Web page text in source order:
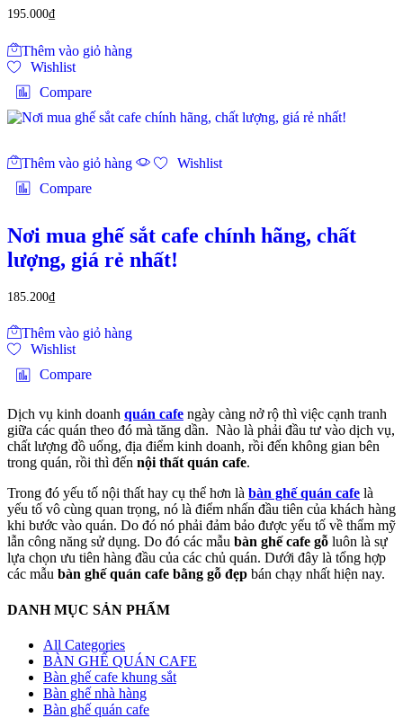
195.000₫
Thêm vào giỏ hàng
Wishlist
Compare
Thêm vào giỏ hàng
Wishlist
Compare
Nơi mua ghế sắt cafe chính hãng, chất
lượng, giá rẻ nhất!
185.200₫
Thêm vào giỏ hàng
Wishlist
Compare
Dịch vụ kinh doanh quán cafe ngày càng nở rộ thì việc cạnh tranh
giữa các quán theo đó mà tăng dần. Nào là phải đầu tư vào dịch vụ,
chất lượng đồ uống, địa điểm kinh doanh, rồi đến không gian bên
trong quán, rồi thì đến nội thất quán cafe.
Trong đó yếu tố nội thất hay cụ thể hơn là bàn ghế quán cafe là
yếu tố vô cùng quan trọng, nó là điểm nhấn đầu tiên của khách hàng
khi bước vào quán. Do đó nó phải đảm bảo được yếu tố về thẩm mỹ
lẫn công năng sử dụng. Do đó các mẫu bàn ghế cafe gỗ luôn là sự
lựa chọn ưu tiên hàng đầu của các chủ quán. Dưới đây là tổng hợp
các mẫu bàn ghế quán cafe bằng gỗ đẹp bán chạy nhất hiện nay.
DANH MỤC SẢN PHẨM
All Categories
BÀN GHẾ QUÁN CAFE
Bàn ghế cafe khung sắt
Bàn ghế nhà hàng
Bàn ghế quán cafe